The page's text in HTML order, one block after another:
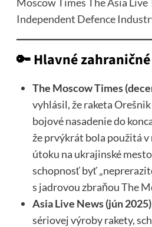
Independent Defence
🔑 Hlavné
The Moscow Times
vyhlásil, že raketa
bojové nasadenie do
že prvýkrát bola použitá
útoku na ukrajinské
schopnosť byť
s jadrovou zbraňouThe
Asia Live News (jún 2025)
sériovej výroby rakety,